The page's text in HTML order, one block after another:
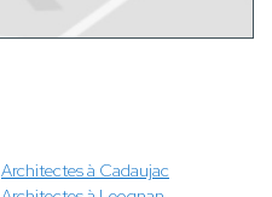
Architectes à Cadaujac